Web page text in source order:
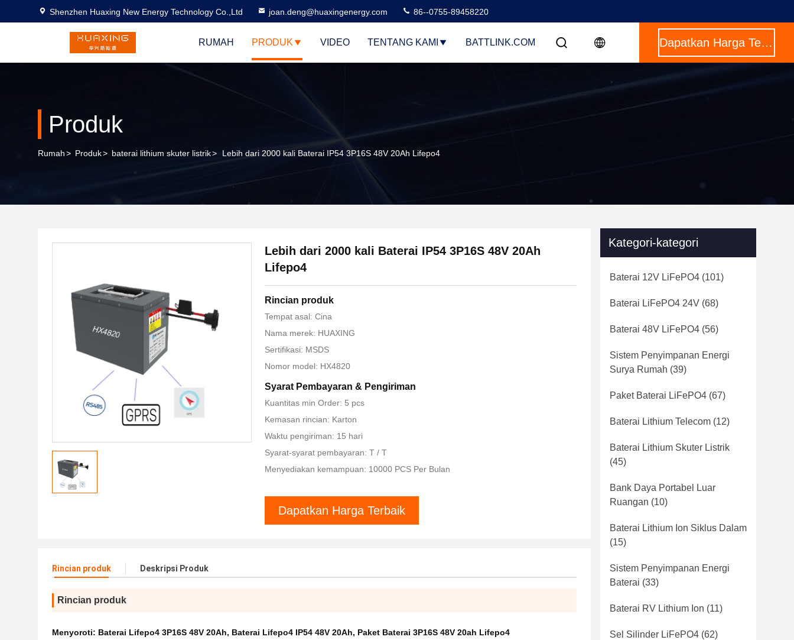
Shenzhen Huaxing New Energy Technology Co.,Ltd joan.deng@huaxingenergy.com 86--0755-89458220
RUMAH PRODUK VIDEO TENTANG KAMI BATTLINK.COM Dapatkan Harga Terbaik
Produk
Rumah> Produk> baterai lithium skuter listrik> Lebih dari 2000 kali Baterai IP54 3P16S 48V 20Ah Lifepo4
Lebih dari 2000 kali Baterai IP54 3P16S 48V 20Ah
Lifepo4
Rincian produk
Tempat asal: Cina
Nama merek: HUAXING
Sertifikasi: MSDS
Nomor model: HX4820
Syarat Pembayaran & Pengiriman
Kuantitas min Order: 5 pcs
Kemasan rincian: Karton
Waktu pengiriman: 15 hari
Syarat-syarat pembayaran: T / T
Menyediakan kemampuan: 10000 PCS Per Bulan
Dapatkan Harga Terbaik
Rincian produk Deskripsi Produk
Rincian produk
Menyoroti: Baterai Lifepo4 3P16S 48V 20Ah, Baterai Lifepo4 IP54 48V 20Ah, Paket Baterai 3P16S 48V 20ah Lifepo4
Kategori-kategori
Baterai 12V LiFePO4 (101)
Baterai LiFePO4 24V (68)
Baterai 48V LiFePO4 (56)
Sistem Penyimpanan Energi
Surya Rumah (39)
Paket Baterai LiFePO4 (67)
Baterai Lithium Telecom (12)
Baterai Lithium Skuter Listrik
(45)
Bank Daya Portabel Luar
Ruangan (10)
Baterai Lithium Ion Siklus Dalam
(15)
Sistem Penyimpanan Energi
Baterai (33)
Baterai RV Lithium Ion (11)
Sel Silinder LiFePO4 (62)